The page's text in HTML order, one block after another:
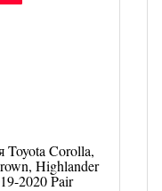
Corolla,
Highlander
2020 Pair